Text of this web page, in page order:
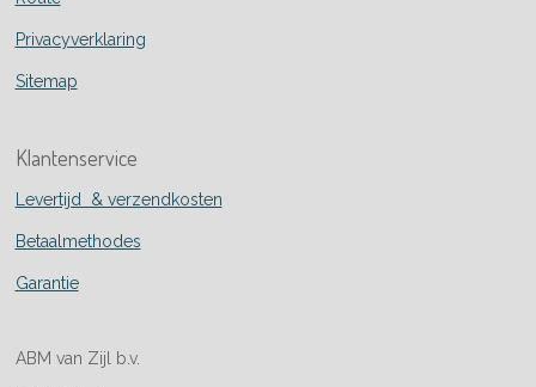
Privacyverklaring
Sitemap
Klantenservice
Levertijd & verzendkosten
Betaalmethodes
Garantie
ABM van Zijl b.v.